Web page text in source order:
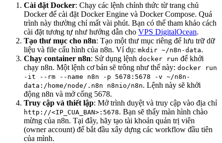
Cài đặt Docker: Chạy các lệnh chính thức từ trang chủ
Docker để cài đặt Docker Engine và Docker Compose. Quá
trình này thường chỉ mất vài phút. Bạn có thể tham khảo cách
cài đặt tương tự như hướng dẫn cho VPS DigitalOcean.
Tạo thư mục cho n8n: Tạo một thư mục riêng để lưu trữ dữ
liệu và file cấu hình của n8n. Ví dụ: mkdir ~/n8n-data.
Chạy container n8n: Sử dụng lệnh docker run để khởi
chạy n8n. Một lệnh cơ bản sẽ trông như thế này: docker run
-it --rm --name n8n -p 5678:5678 -v ~/n8n-
data:/home/node/.n8n n8nio/n8n. Lệnh này sẽ khởi
động n8n và mở cổng 5678.
Truy cập và thiết lập: Mở trình duyệt và truy cập vào địa chỉ
http://<IP_CUA_BAN>:5678. Bạn sẽ thấy màn hình chào
mừng của n8n. Tại đây, hãy tạo tài khoản quản trị viên
(owner account) để bắt đầu xây dựng các workflow đầu tiên
của mình.